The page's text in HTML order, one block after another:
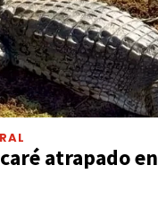
atrapado en